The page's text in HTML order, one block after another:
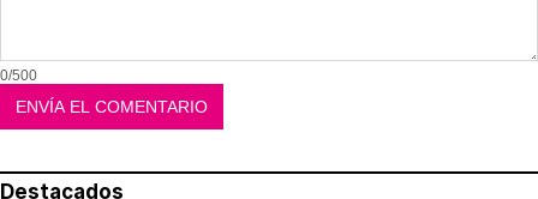
0/500
Destacados